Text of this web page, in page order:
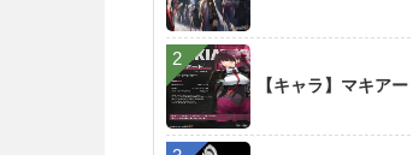
【キャラ】マキア